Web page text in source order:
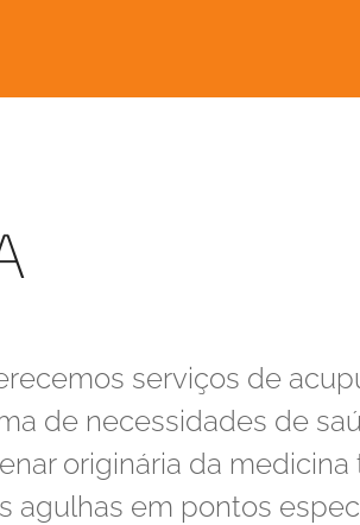
serviços de
de necessidades de
originária da medicina
agulhas em pontos